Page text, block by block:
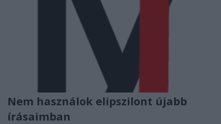
Nem használok elipszilont újabb
írásaimban